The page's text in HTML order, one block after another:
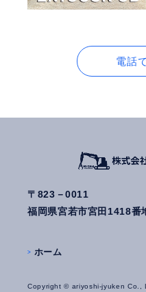
電話
〒823－0011
福岡県宮若市宮田1418番
ホーム
Copyright © ariyoshi-jyuken Co.,